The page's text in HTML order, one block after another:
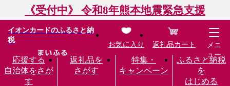
《受付中》 令和8年熊本地震緊急支援
イオンカードのふるさと納
税
応援する
自治体をさが
す
返礼品を
さがす
特集・
キャンペーン
ふるさと納税
を
はじめる
お気に入り 返礼品カート
メニ
ュー